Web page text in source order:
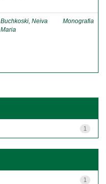
Buchkoski, Neiva
Maria
Monografia
1
1